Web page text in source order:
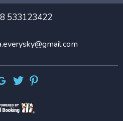
533123422